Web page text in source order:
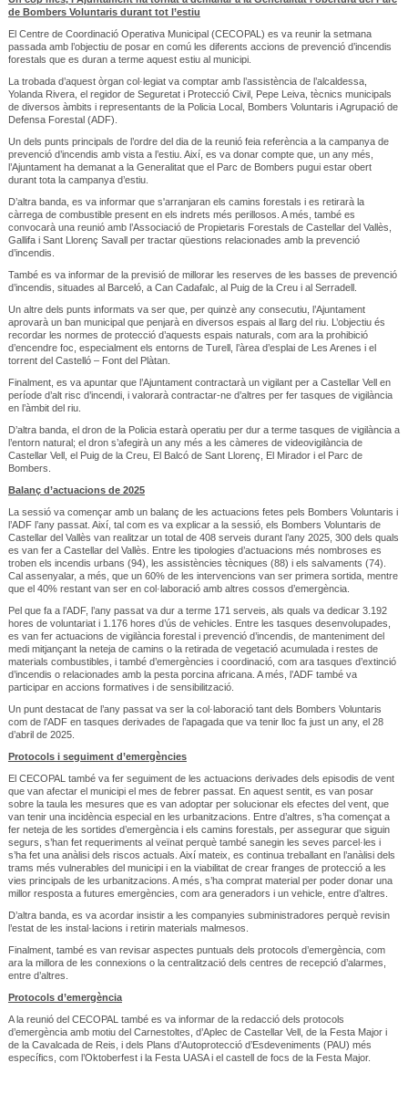
de Bombers Voluntaris durant tot l’estiu
El Centre de Coordinació Operativa Municipal (CECOPAL) es va reunir la setmana
passada amb l’objectiu de posar en comú les diferents accions de prevenció d’incendis
forestals que es duran a terme aquest estiu al municipi.
La trobada d’aquest òrgan col·legiat va comptar amb l’assistència de l’alcaldessa,
Yolanda Rivera, el regidor de Seguretat i Protecció Civil, Pepe Leiva, tècnics municipals
de diversos àmbits i representants de la Policia Local, Bombers Voluntaris i Agrupació de
Defensa Forestal (ADF).
Un dels punts principals de l’ordre del dia de la reunió feia referència a la campanya de
prevenció d’incendis amb vista a l’estiu. Així, es va donar compte que, un any més,
l’Ajuntament ha demanat a la Generalitat que el Parc de Bombers pugui estar obert
durant tota la campanya d’estiu.
D’altra banda, es va informar que s'arranjaran els camins forestals i es retirarà la
càrrega de combustible present en els indrets més perillosos. A més, també es
convocarà una reunió amb l’Associació de Propietaris Forestals de Castellar del Vallès,
Gallifa i Sant Llorenç Savall per tractar qüestions relacionades amb la prevenció
d’incendis.
També es va informar de la previsió de millorar les reserves de les basses de prevenció
d’incendis, situades al Barceló, a Can Cadafalc, al Puig de la Creu i al Serradell.
Un altre dels punts informats va ser que, per quinzè any consecutiu, l’Ajuntament
aprovarà un ban municipal que penjarà en diversos espais al llarg del riu. L’objectiu és
recordar les normes de protecció d’aquests espais naturals, com ara la prohibició
d’encendre foc, especialment els entorns de Turell, l’àrea d’esplai de Les Arenes i el
torrent del Castelló – Font del Plàtan.
Finalment, es va apuntar que l’Ajuntament contractarà un vigilant per a Castellar Vell en
període d’alt risc d’incendi, i valorarà contractar-ne d’altres per fer tasques de vigilància
en l’àmbit del riu.
D’altra banda, el dron de la Policia estarà operatiu per dur a terme tasques de vigilància a
l’entorn natural; el dron s’afegirà un any més a les càmeres de videovigilància de
Castellar Vell, el Puig de la Creu, El Balcó de Sant Llorenç, El Mirador i el Parc de
Bombers.
Balanç d’actuacions de 2025
La sessió va començar amb un balanç de les actuacions fetes pels Bombers Voluntaris i
l’ADF l’any passat. Així, tal com es va explicar a la sessió, els Bombers Voluntaris de
Castellar del Vallès van realitzar un total de 408 serveis durant l’any 2025, 300 dels quals
es van fer a Castellar del Vallès. Entre les tipologies d’actuacions més nombroses es
troben els incendis urbans (94), les assistències tècniques (88) i els salvaments (74).
Cal assenyalar, a més, que un 60% de les intervencions van ser primera sortida, mentre
que el 40% restant van ser en col·laboració amb altres cossos d’emergència.
Pel que fa a l’ADF, l’any passat va dur a terme 171 serveis, als quals va dedicar 3.192
hores de voluntariat i 1.176 hores d’ús de vehicles. Entre les tasques desenvolupades,
es van fer actuacions de vigilància forestal i prevenció d’incendis, de manteniment del
medi mitjançant la neteja de camins o la retirada de vegetació acumulada i restes de
materials combustibles, i també d’emergències i coordinació, com ara tasques d’extinció
d’incendis o relacionades amb la pesta porcina africana. A més, l’ADF també va
participar en accions formatives i de sensibilització.
Un punt destacat de l’any passat va ser la col·laboració tant dels Bombers Voluntaris
com de l’ADF en tasques derivades de l’apagada que va tenir lloc fa just un any, el 28
d’abril de 2025.
Protocols i seguiment d’emergències
El CECOPAL també va fer seguiment de les actuacions derivades dels episodis de vent
que van afectar el municipi el mes de febrer passat. En aquest sentit, es van posar
sobre la taula les mesures que es van adoptar per solucionar els efectes del vent, que
van tenir una incidència especial en les urbanitzacions. Entre d’altres, s’ha començat a
fer neteja de les sortides d’emergència i els camins forestals, per assegurar que siguin
segurs, s’han fet requeriments al veïnat perquè també sanegin les seves parcel·les i
s’ha fet una anàlisi dels riscos actuals. Així mateix, es continua treballant en l’anàlisi dels
trams més vulnerables del municipi i en la viabilitat de crear franges de protecció a les
vies principals de les urbanitzacions. A més, s’ha comprat material per poder donar una
millor resposta a futures emergències, com ara generadors i un vehicle, entre d’altres.
D’altra banda, es va acordar insistir a les companyies subministradores perquè revisin
l’estat de les instal·lacions i retirin materials malmesos.
Finalment, també es van revisar aspectes puntuals dels protocols d’emergència, com
ara la millora de les connexions o la centralització dels centres de recepció d’alarmes,
entre d’altres.
Protocols d’emergència
A la reunió del CECOPAL també es va informar de la redacció dels protocols
d’emergència amb motiu del Carnestoltes, d’Aplec de Castellar Vell, de la Festa Major i
de la Cavalcada de Reis, i dels Plans d’Autoprotecció d’Esdeveniments (PAU) més
específics, com l’Oktoberfest i la Festa UASA i el castell de focs de la Festa Major.